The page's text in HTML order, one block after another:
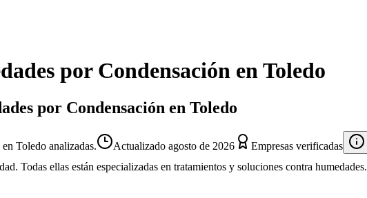
por Condensación enToledo
por Condensación en Toledo
Toledo analizadas. Actualizado agosto de 2026 Empresas verificadas
Todas ellas están especializadas en tratamientos y soluciones contra humedades.